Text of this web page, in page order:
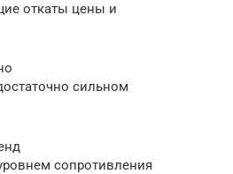
откаты цены и
сильном
сопротивления